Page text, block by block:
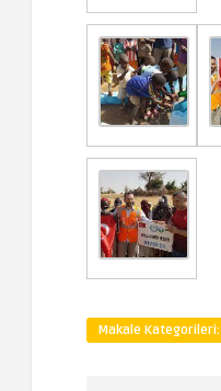
Makale Kategorileri: